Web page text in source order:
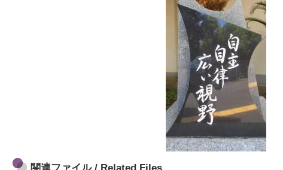
関連ファイル / Related Files